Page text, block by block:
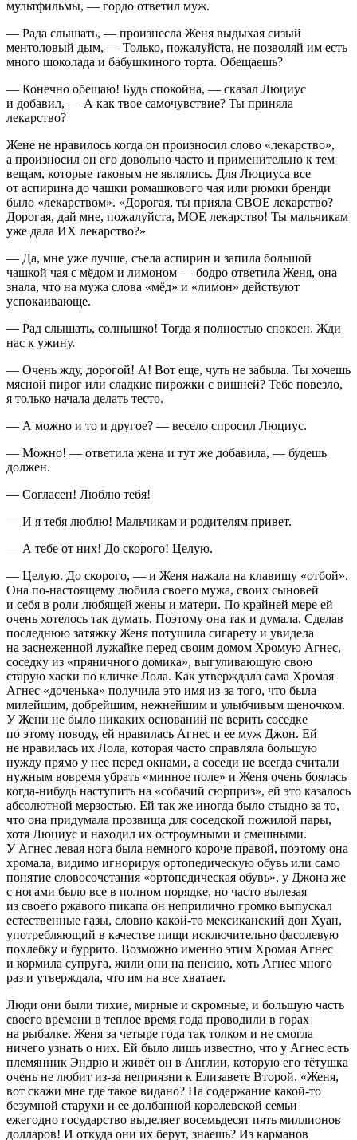
мультфильмы, — гордо ответил муж.
— Рада слышать, — произнесла Женя выдыхая сизый
ментоловый дым, — Только, пожалуйста, не позволяй им есть
много шоколада и бабушкиного торта. Обещаешь?
— Конечно обещаю! Будь спокойна, — сказал Люциус
и добавил, — А как твое самочувствие? Ты приняла
лекарство?
Жене не нравилось когда он произносил слово «лекарство»,
а произносил он его довольно часто и применительно к тем
вещам, которые таковым не являлись. Для Люциуса все
от аспирина до чашки ромашкового чая или рюмки бренди
было «лекарством». «Дорогая, ты прияла СВОЕ лекарство?
Дорогая, дай мне, пожалуйста, МОЕ лекарство! Ты мальчикам
уже дала ИХ лекарство?»
— Да, мне уже лучше, съела аспирин и запила большой
чашкой чая с мёдом и лимоном — бодро ответила Женя, она
знала, что на мужа слова «мёд» и «лимон» действуют
успокаивающе.
— Рад слышать, солнышко! Тогда я полностью спокоен. Жди
нас к ужину.
— Очень жду, дорогой! А! Вот еще, чуть не забыла. Ты хочешь
мясной пирог или сладкие пирожки с вишней? Тебе повезло,
я только начала делать тесто.
— А можно и то и другое? — весело спросил Люциус.
— Можно! — ответила жена и тут же добавила, — будешь
должен.
— Согласен! Люблю тебя!
— И я тебя люблю! Мальчикам и родителям привет.
— А тебе от них! До скорого! Целую.
— Целую. До скорого, — и Женя нажала на клавишу «отбой».
Она по-настоящему любила своего мужа, своих сыновей
и себя в роли любящей жены и матери. По крайней мере ей
очень хотелось так думать. Поэтому она так и думала. Сделав
последнюю затяжку Женя потушила сигарету и увидела
на заснеженной лужайке перед своим домом Хромую Агнес,
соседку из «пряничного домика», выгуливающую свою
старую хаски по кличке Лола. Как утверждала сама Хромая
Агнес «доченька» получила это имя из-за того, что была
милейшим, добрейшим, нежнейшим и улыбчивым щеночком.
У Жени не было никаких оснований не верить соседке
по этому поводу, ей нравилась Агнес и ее муж Джон. Ей
не нравилась их Лола, которая часто справляла большую
нужду прямо у нее перед окнами, а соседи не всегда считали
нужным вовремя убрать «минное поле» и Женя очень боялась
когда-нибудь наступить на «собачий сюрприз», ей это казалось
абсолютной мерзостью. Ей так же иногда было стыдно за то,
что она придумала прозвища для соседской пожилой пары,
хотя Люциус и находил их остроумными и смешными.
У Агнес левая нога была немного короче правой, поэтому она
хромала, видимо игнорируя ортопедическую обувь или само
понятие словосочетания «ортопедическая обувь», у Джона же
с ногами было все в полном порядке, но часто вылезая
из своего ржавого пикапа он неприлично громко выпускал
естественные газы, словно какой-то мексиканский дон Хуан,
употребляющий в качестве пищи исключительно фасолевую
похлебку и буррито. Возможно именно этим Хромая Агнес
и кормила супруга, жили они на пенсию, хоть Агнес много
раз и утверждала, что им на все хватает.
Люди они были тихие, мирные и скромные, и большую часть
своего времени в теплое время года проводили в горах
на рыбалке. Женя за четыре года так толком и не смогла
ничего узнать о них. Ей было лишь известно, что у Агнес есть
племянник Эндрю и живёт он в Англии, которую его тётушка
очень не любит из-за неприязни к Елизавете Второй. «Женя,
вот скажи мне где такое видано? На содержание какой-то
безумной старухи и ее долбанной королевской семьи
ежегодно государство выделяет восемьдесят пять миллионов
долларов! И откуда они их берут, знаешь? Из карманов